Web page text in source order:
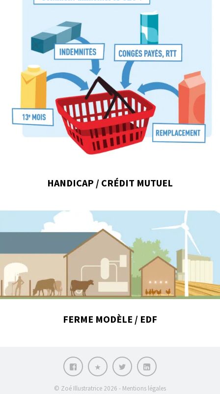
HANDICAP / CRÉDIT MUTUEL
FERME MODÈLE / EDF
FacebookPinterest
Zoé
illustratrice
Twitter LinkedIn
© Zoé Illustratrice 2026 - Mentions légales